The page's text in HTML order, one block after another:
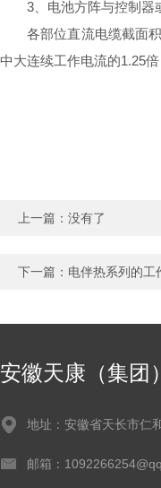
3 、电池方阵与控制
各部位直流电缆截面
中大连续工作电流的1.25
上一篇：没有了
下一篇： 电伴热系列的工
安徽天康（集团
地址：安徽省天长市仁
邮箱：